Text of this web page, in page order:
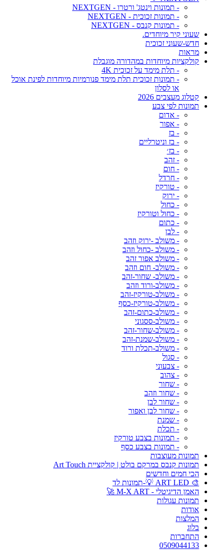
- תמונות וינטג' ורטרו - NEXTGEN
- תמונות זכוכית - NEXTGEN
- תמונות קנבס - NEXTGEN
שעוני קיר מיוחדים.
חדש-שעוני זכוכית
מראות
קולקציות מיוחדות במהדורה מוגבלת
- תלת מימד על זכוכית 4K
- תמונות זכוכית תלת מימד פנורמיות מיוחדות לפינת אוכל
או לסלון
קטלוג מעצבים 2026
תמונות לפי צבע
- אדום
- אפור
- בז
- בז וניטרליים
- בז׳
- זהב
- חום
- חרדל
- טורקיז
- ירוק
- כחול
- כחול וטורקיז
- כתום
- לבן
- משולב -ירוק וזהב
- משולב -כחול וזהב
- משולב אפור זהב
- משולב- חום וזהב
- משולב- שחור-זהב
- משולב-ורוד וזהב
- משולב-טורקיז-זהב
- משולב-טורקיז-כסף
- משולב-כתום-זהב
- משולב-ססגוני
- משולב-שחור-זהב
- משולב-שמנת-זהב
- משולב-תכלת ורוד
- סגול
- צבעוני
- צהוב
- שחור
- שחור וזהב
- שחור לבן
- שחור לבן ואפור
- שמנת
- תכלת
- תמונות בצבע טורקיז
- תמונות בצבע כסף
תמונות מעוצבות
תמונות קנבס במרקם בולט | קולקציית Art Touch
הכי חמים וחדשים
🎨 ART LED 💡-תמונות לד
האמן הדיגיטלי - M-X ART 🚀
תמונות עגולות
אודות
המלצות
בלוג
התחברות
0509044133